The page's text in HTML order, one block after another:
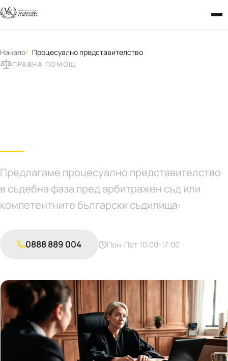
Начало Процесуално представителство
ПРАВНА ПОМОЩ
Предлагаме процесуално представителство
в съдебна фаза пред арбитражен съд или
компетентните български съдилища:
0888 889 004 Пон-Пет 10:00-17:00